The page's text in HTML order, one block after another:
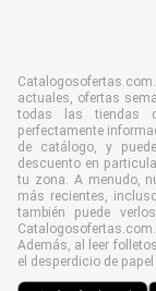
actuales, ofertas
todas las tiendas
perfectamente
de catálogo, y
descuento en
tu zona. A menudo,
más recientes,
también puede
Además, al leer
el desperdicio de